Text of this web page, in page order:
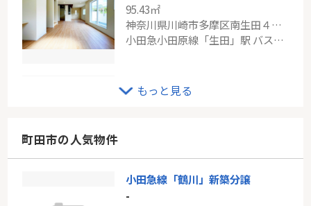
95.43㎡
神奈川県川崎市多摩区南生田４丁目
小田急小田原線「生田」駅 バス11分 「百合ヶ丘高校裏」 停歩3分
小田急多摩線「栗平」新築分譲
-
もっと見る
町田市の人気物件
小田急線「鶴川」新築分譲
-